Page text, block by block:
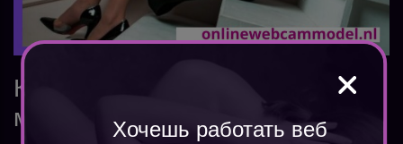
Как начать карьеру вебкам
модели на дому?Хочешь работать веб